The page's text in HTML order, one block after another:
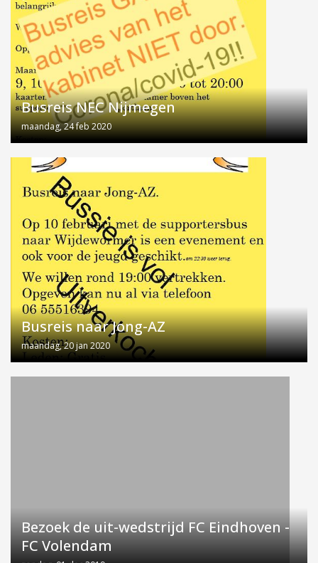
Busreis NEC Nijmegen
maandag, 24 feb 2020
Busreis naar Jong-AZ
maandag, 20 jan 2020
Bezoek de uit-wedstrijd FC Eindhoven -
FC Volendam